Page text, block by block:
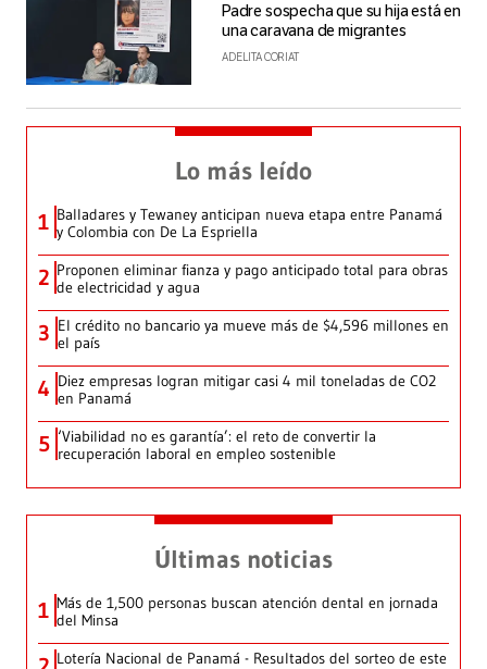
Padre sospecha que su hija está en
una caravana de migrantes
ADELITA CORIAT
Lo más leído
1 Balladares y Tewaney anticipan nueva etapa entre Panamá
y Colombia con De La Espriella
2 Proponen eliminar fianza y pago anticipado total para obras
de electricidad y agua
3 El crédito no bancario ya mueve más de $4,596 millones en
el país
4 Diez empresas logran mitigar casi 4 mil toneladas de CO2
en Panamá
5 ‘Viabilidad no es garantía’: el reto de convertir la
recuperación laboral en empleo sostenible
Últimas noticias
1 Más de 1,500 personas buscan atención dental en jornada
del Minsa
Lotería Nacional de Panamá - Resultados del sorteo de este